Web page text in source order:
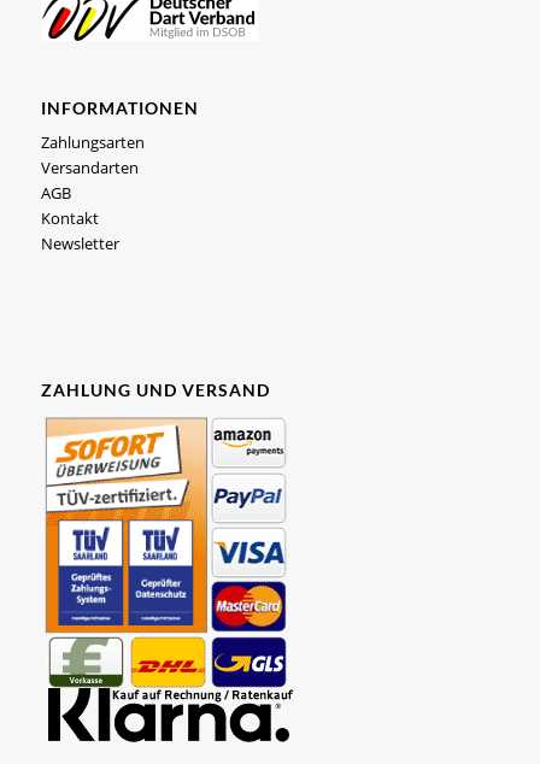
INFORMATIONEN
Zahlungsarten
Versandarten
AGB
Kontakt
Newsletter
ZAHLUNG UND VERSAND